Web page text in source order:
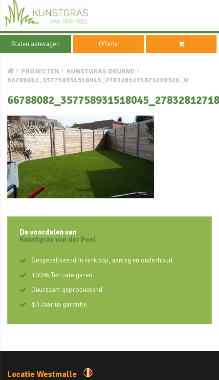
Stalen aanvragen Offerte
PROJECTEN
KUNSTGRAS DEURNE
66788082_357758931518045_2783281271873208320_N
De voordelen van
Kunstgras van der Poel
Gespecaliseerd in verkoop, aanleg en onderhoud
100% Ten cate garen
Duurzaam geproduceerd
10 Jaar uv garantie
Locatie Westmalle